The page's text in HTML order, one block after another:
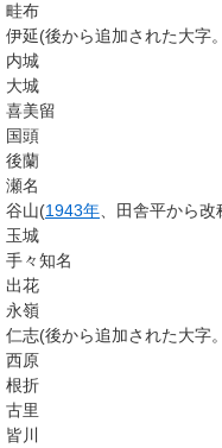
畦布
伊延(後から追加された大字
内城
大城
喜美留
国頭
後蘭
瀬名
谷山(1943年、田舎平から改
玉城
手々知名
出花
永嶺
仁志(後から追加された大字
西原
根折
古里
皆川